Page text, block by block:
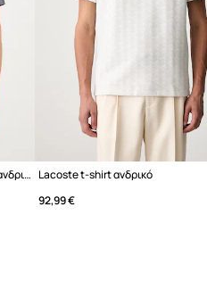
Lacoste βασικό T-shirt βαμβακερό ανδρικό Lacoste t-shirt ανδρικό
92,99 €